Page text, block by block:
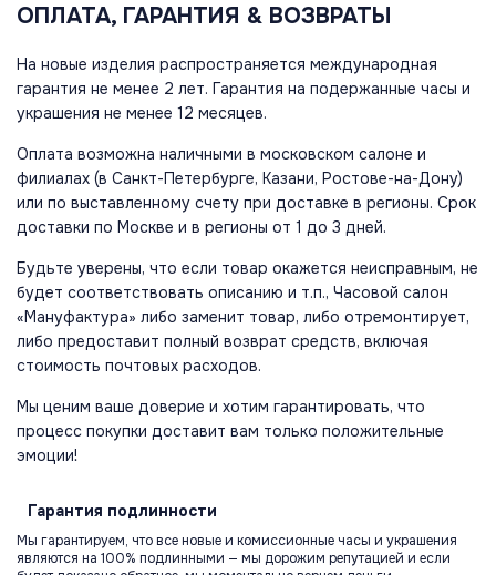
ОПЛАТА, ГАРАНТИЯ & ВОЗВРАТЫ
На новые изделия распространяется международная
гарантия не менее 2 лет. Гарантия на подержанные часы и
украшения не менее 12 месяцев.
Оплата возможна наличными в московском салоне и
филиалах (в Санкт-Петербурге, Казани, Ростове-на-Дону)
или по выставленному счету при доставке в регионы. Срок
доставки по Москве и в регионы от 1 до 3 дней.
Будьте уверены, что если товар окажется неисправным, не
будет соответствовать описанию и т.п., Часовой салон
«Мануфактура» либо заменит товар, либо отремонтирует,
либо предоставит полный возврат средств, включая
стоимость почтовых расходов.
Мы ценим ваше доверие и хотим гарантировать, что
процесс покупки доставит вам только положительные
эмоции!
Гарантия подлинности
Мы гарантируем, что все новые и комиссионные часы и украшения
являются на 100% подлинными — мы дорожим репутацией и если